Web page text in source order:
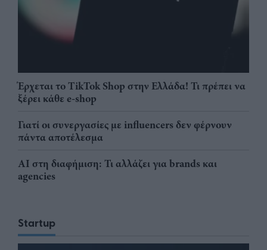
Έρχεται το TikTok Shop στην Ελλάδα! Τι πρέπει να
ξέρει κάθε e-shop
Γιατί οι συνεργασίες με influencers δεν φέρνουν
πάντα αποτέλεσμα
AI στη διαφήμιση: Τι αλλάζει για brands και
agencies
Startup